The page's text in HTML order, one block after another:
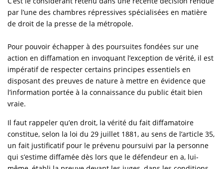
par l’une des chambres répressives spécialisées en matière
de droit de la presse de la métropole.
Pour pouvoir échapper à des poursuites fondées sur une
action en diffamation en invoquant l’exception de vérité, il est
impératif de respecter certains principes essentiels en
disposant des preuves de nature à mettre en évidence que
l’information portée à la connaissance du public était bien
vraie.
Il faut rappeler qu’en droit, la vérité du fait diffamatoire
constitue, selon la loi du 29 juillet 1881, au sens de l’article 35,
un fait justificatif pour le prévenu poursuivi par la personne
qui s’estime diffamée dès lors que le défendeur en a, lui-